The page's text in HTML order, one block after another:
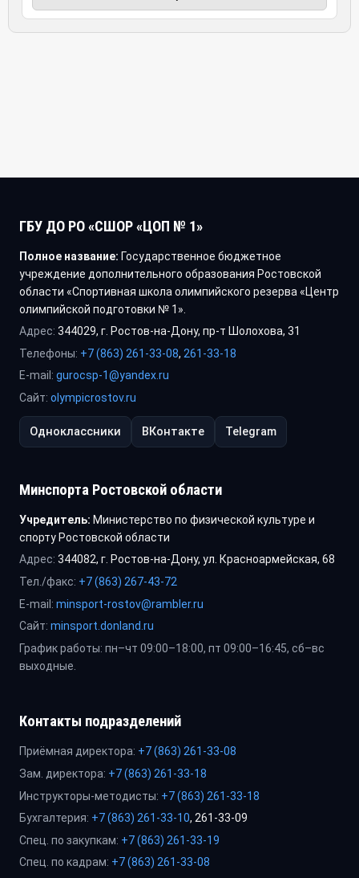
ГБУ ДО РО «СШОР «ЦОП № 1»
Полное название: Государственное бюджетное
учреждение дополнительного образования Ростовской
области «Спортивная школа олимпийского резерва «Центр
олимпийской подготовки № 1».
Адрес: 344029, г. Ростов-на-Дону, пр-т Шолохова, 31
Телефоны: +7 (863) 261-33-08, 261-33-18
E-mail: gurocsp-1@yandex.ru
Сайт: olympicrostov.ru
Одноклассники ВКонтакте Telegram
Минспорта Ростовской области
Учредитель: Министерство по физической культуре и
спорту Ростовской области
Адрес: 344082, г. Ростов-на-Дону, ул. Красноармейская, 68
Тел./факс: +7 (863) 267-43-72
E-mail: minsport-rostov@rambler.ru
Сайт: minsport.donland.ru
График работы: пн–чт 09:00–18:00, пт 09:00–16:45, сб–вс
выходные.
Контакты подразделений
Приёмная директора: +7 (863) 261-33-08
Зам. директора: +7 (863) 261-33-18
Инструкторы-методисты: +7 (863) 261-33-18
Бухгалтерия: +7 (863) 261-33-10, 261-33-09
Спец. по закупкам: +7 (863) 261-33-19
Спец. по кадрам: +7 (863) 261-33-08